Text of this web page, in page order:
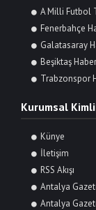
A Milli Futbol
Fenerbahçe
Galatasaray
Beşiktaş
Trabzonspor
Kurumsal
Künye
İletişim
RSS Akışı
Antalya
Antalya